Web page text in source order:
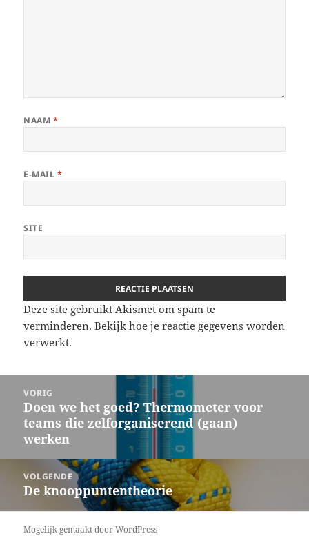
NAAM *
E-MAIL *
SITE
Deze site gebruikt Akismet om spam te
verminderen.Bekijk hoe je reactie gegevens worden
verwerkt.
navigatie
VORIG
Vorig
bericht:
Doen we het goed? Thermometer voor
teams die zelforganiserend (gaan)
werken
VOLGENDE
Volgend
De knooppuntentheorie
Mogelijk gemaakt door WordPress